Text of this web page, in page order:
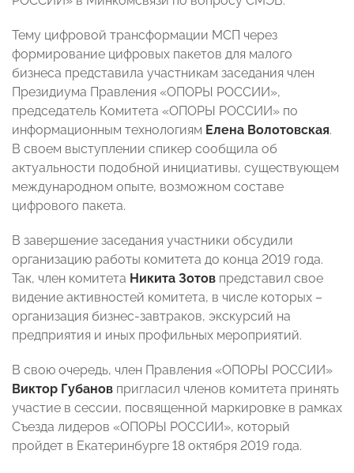
Тему цифровой трансформации МСП через
формирование цифровых пакетов для малого
бизнеса представила участникам заседания член
Президиума Правления «ОПОРЫ РОССИИ»,
председатель Комитета «ОПОРЫ РОССИИ» по
информационным технологиям Елена Волотовская.
В своем выступлении спикер сообщила об
актуальности подобной инициативы, существующем
международном опыте, возможном составе
цифрового пакета.
В завершение заседания участники обсудили
организацию работы комитета до конца 2019 года.
Так, член комитета Никита Зотов представил свое
видение активностей комитета, в числе которых –
организация бизнес-завтраков, экскурсий на
предприятия и иных профильных мероприятий.
В свою очередь, член Правления «ОПОРЫ РОССИИ»
Виктор Губанов пригласил членов комитета принять
участие в сессии, посвященной маркировке в рамках
Съезда лидеров «ОПОРЫ РОССИИ», который
пройдет в Екатеринбурге 18 октября 2019 года.